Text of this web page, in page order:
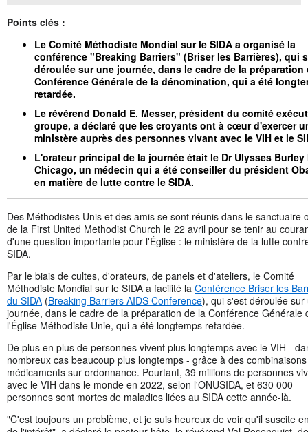
Points clés :
Le Comité Méthodiste Mondial sur le SIDA a organisé la
conférence "Breaking Barriers" (Briser les Barrières), qui
déroulée sur une journée, dans le cadre de la préparation
Conférence Générale de la dénomination, qui a été
retardée.
Le révérend Donald E. Messer, président du comité
groupe, a déclaré que les croyants ont à cœur d'exercer
ministère auprès des personnes vivant avec le VIH et le
L'orateur principal de la journée était le Dr Ulysses Burley
Chicago, un médecin qui a été conseiller du président
en matière de lutte contre le SIDA.
Des Méthodistes Unis et des amis se sont réunis dans le sanctuaire
de la First United Methodist Church le 22 avril pour se tenir au
d'une question importante pour l'Église : le ministère de la lutte
SIDA.
Par le biais de cultes, d'orateurs, de panels et d'ateliers, le Comité
Méthodiste Mondial sur le SIDA a facilité la Conférence Briser les
du SIDA (Breaking Barriers AIDS Conference), qui s'est déroulée sur
journée, dans le cadre de la préparation de la Conférence Générale
l'Église Méthodiste Unie, qui a été longtemps retardée.
De plus en plus de personnes vivent plus longtemps avec le VIH -
nombreux cas beaucoup plus longtemps - grâce à des
médicaments sur ordonnance. Pourtant, 39 millions de personnes
avec le VIH dans le monde en 2022, selon l'ONUSIDA, et 630 000
personnes sont mortes de maladies liées au SIDA cette année-là.
"C'est toujours un problème, et je suis heureux de voir qu'il suscite